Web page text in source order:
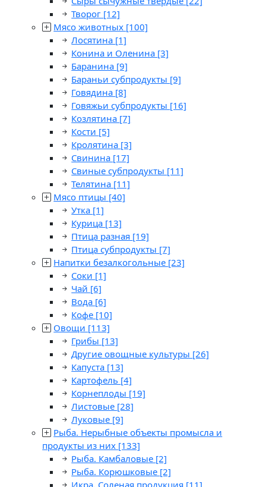
Творог [12]
Мясо животных [100]
Лосятина [1]
Конина и Оленина [3]
Баранина [9]
Бараньи субпродукты [9]
Говядина [8]
Говяжьи субпродукты [16]
Козлятина [7]
Кости [5]
Кролятина [3]
Свинина [17]
Свиные субпродукты [11]
Телятина [11]
Мясо птицы [40]
Утка [1]
Курица [13]
Птица разная [19]
Птица субпродукты [7]
Напитки безалкогольные [23]
Соки [1]
Чай [6]
Вода [6]
Кофе [10]
Овощи [113]
Грибы [13]
Другие овощные культуры [26]
Капуста [13]
Картофель [4]
Корнеплоды [19]
Листовые [28]
Луковые [9]
Рыба. Нерыбные объекты промысла и
продукты из них [133]
Рыба. Камбаловые [2]
Рыба. Корюшковые [2]